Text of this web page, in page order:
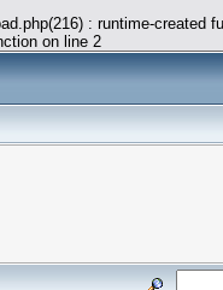
: runtime-created
on line 2